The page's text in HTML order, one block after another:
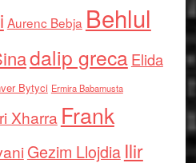
Aurenc Bebja Behlul
dalip grecaElida
Bytyci Ermira Babamusta
Xharra Frank
Gezim Llojdia Ilir